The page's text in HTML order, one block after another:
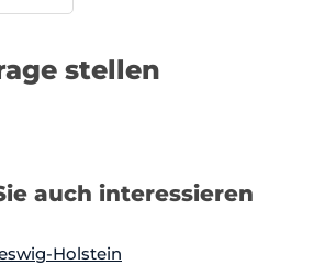
stellen
auch interessieren
Holstein